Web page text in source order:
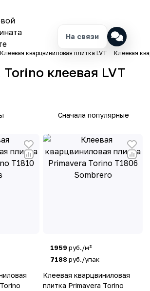
Клеевая кварцвиниловая плитка LVT Клеевая
Torino клеевая LVT
Сначала популярные
1959 руб./м²
7188 руб./упак
Клеевая кварцвиниловая
плитка Primavera Torino
На связи